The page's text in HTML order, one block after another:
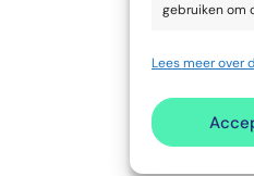
gebruiken om
Apparaten
Lees meer over